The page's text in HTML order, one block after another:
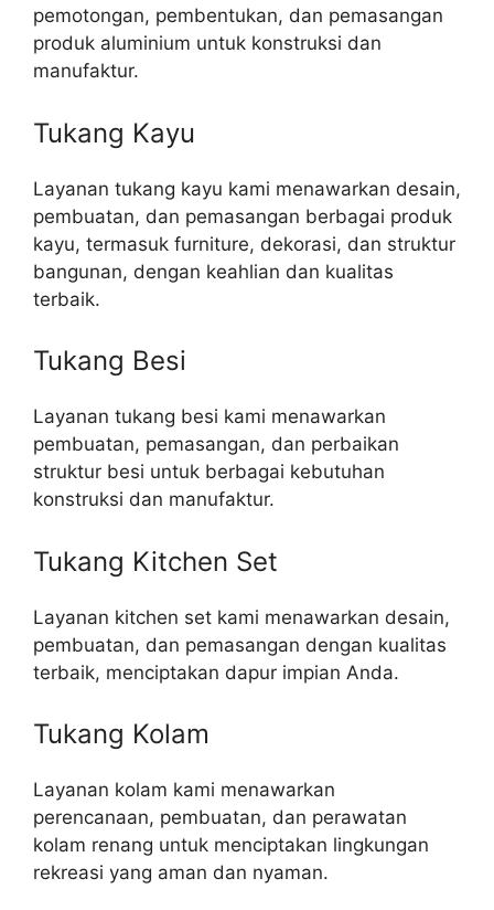
pemotongan, pembentukan, dan pemasangan
produk aluminium untuk konstruksi dan
manufaktur.
Tukang Kayu
Layanan tukang kayu kami menawarkan desain,
pembuatan, dan pemasangan berbagai produk
kayu, termasuk furniture, dekorasi, dan struktur
bangunan, dengan keahlian dan kualitas
terbaik.
Tukang Besi
Layanan tukang besi kami menawarkan
pembuatan, pemasangan, dan perbaikan
struktur besi untuk berbagai kebutuhan
konstruksi dan manufaktur.
Tukang Kitchen Set
Layanan kitchen set kami menawarkan desain,
pembuatan, dan pemasangan dengan kualitas
terbaik, menciptakan dapur impian Anda.
Tukang Kolam
Layanan kolam kami menawarkan
perencanaan, pembuatan, dan perawatan
kolam renang untuk menciptakan lingkungan
rekreasi yang aman dan nyaman.